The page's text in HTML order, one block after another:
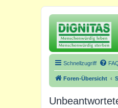
Schnellzugriff
Foren-Übersicht